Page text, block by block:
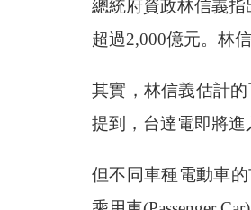
總統府資政林信義
超過2,000億元。林
其實，林信義估計
提到，台達電即將進
但不同車種電動車